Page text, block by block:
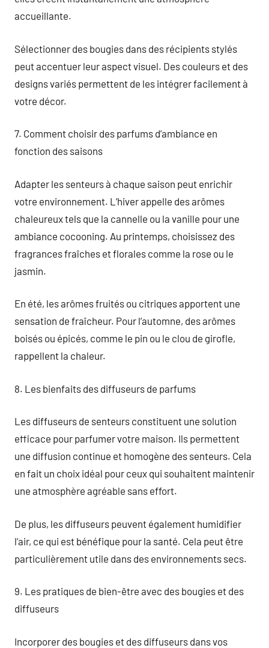
accueillante.
Sélectionner des bougies dans des récipients stylés
peut accentuer leur aspect visuel. Des couleurs et des
designs variés permettent de les intégrer facilement à
votre décor.
7. Comment choisir des parfums d’ambiance en
fonction des saisons
Adapter les senteurs à chaque saison peut enrichir
votre environnement. L’hiver appelle des arômes
chaleureux tels que la cannelle ou la vanille pour une
ambiance cocooning. Au printemps, choisissez des
fragrances fraîches et florales comme la rose ou le
jasmin.
En été, les arômes fruités ou citriques apportent une
sensation de fraîcheur. Pour l’automne, des arômes
boisés ou épicés, comme le pin ou le clou de girofle,
rappellent la chaleur.
8. Les bienfaits des diffuseurs de parfums
Les diffuseurs de senteurs constituent une solution
efficace pour parfumer votre maison. Ils permettent
une diffusion continue et homogène des senteurs. Cela
en fait un choix idéal pour ceux qui souhaitent maintenir
une atmosphère agréable sans effort.
De plus, les diffuseurs peuvent également humidifier
l’air, ce qui est bénéfique pour la santé. Cela peut être
particulièrement utile dans des environnements secs.
9. Les pratiques de bien-être avec des bougies et des
diffuseurs
Incorporer des bougies et des diffuseurs dans vos